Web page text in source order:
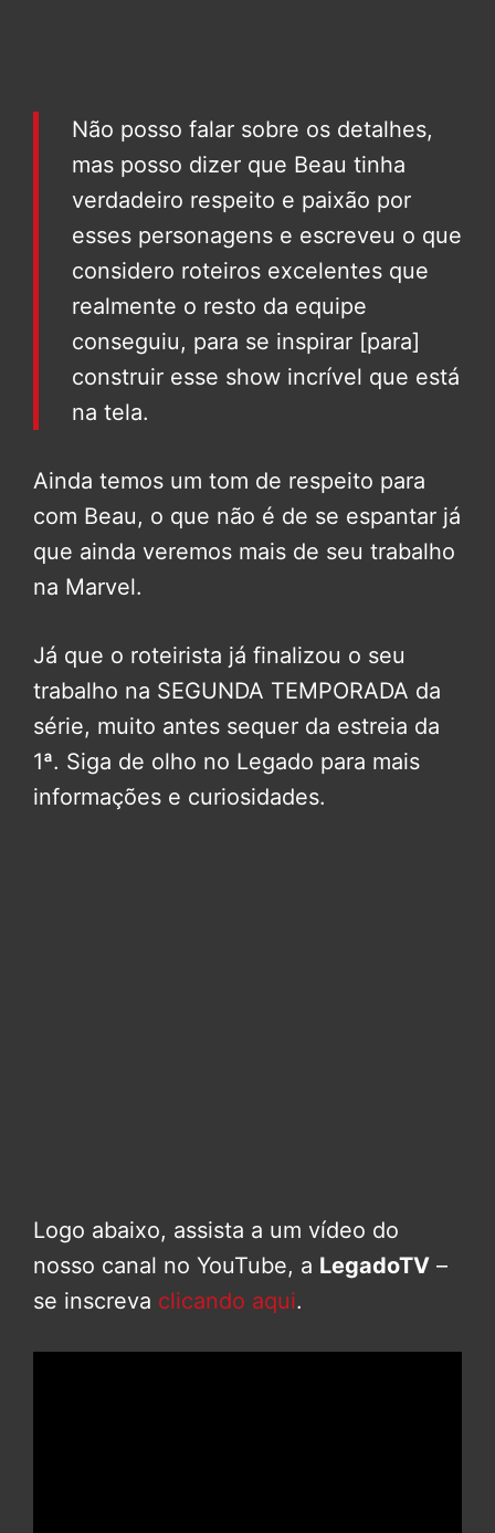
Não posso falar sobre os detalhes,
mas posso dizer que Beau tinha
verdadeiro respeito e paixão por
esses personagens e escreveu o que
considero roteiros excelentes que
realmente o resto da equipe
conseguiu, para se inspirar [para]
construir esse show incrível que está
na tela.
Ainda temos um tom de respeito para
com Beau, o que não é de se espantar já
que ainda veremos mais de seu trabalho
na Marvel.
Já que o roteirista já finalizou o seu
trabalho na SEGUNDA TEMPORADA da
série, muito antes sequer da estreia da
1ª. Siga de olho no Legado para mais
informações e curiosidades.
Logo abaixo, assista a um vídeo do
nosso canal no YouTube, a LegadoTV –
se inscreva clicando aqui.